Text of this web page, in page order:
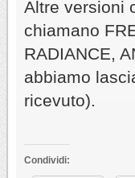
Altre versioni
chiamano
RADIANCE,
abbiamo
ricevuto).
Condividi: